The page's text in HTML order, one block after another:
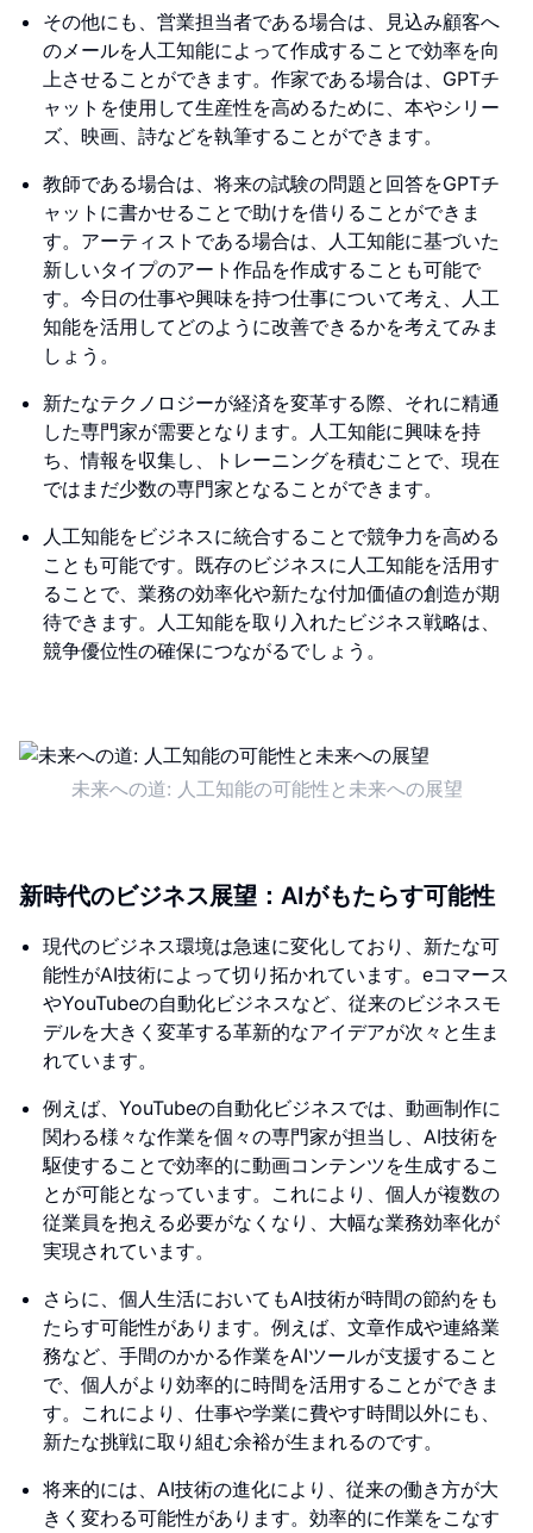
その他にも、営業担当者である場合は、見込み顧客へ
のメールを人工知能によって作成することで効率を向
上させることができます。作家である場合は、GPTチ
ャットを使用して生産性を高めるために、本やシリー
ズ、映画、詩などを執筆することができます。
教師である場合は、将来の試験の問題と回答をGPTチ
ャットに書かせることで助けを借りることができま
す。アーティストである場合は、人工知能に基づいた
新しいタイプのアート作品を作成することも可能で
す。今日の仕事や興味を持つ仕事について考え、人工
知能を活用してどのように改善できるかを考えてみま
しょう。
新たなテクノロジーが経済を変革する際、それに精通
した専門家が需要となります。人工知能に興味を持
ち、情報を収集し、トレーニングを積むことで、現在
ではまだ少数の専門家となることができます。
人工知能をビジネスに統合することで競争力を高める
ことも可能です。既存のビジネスに人工知能を活用す
ることで、業務の効率化や新たな付加価値の創造が期
待できます。人工知能を取り入れたビジネス戦略は、
競争優位性の確保につながるでしょう。
未来への道: 人工知能の可能性と未来への展望
新時代のビジネス展望：AIがもたらす可能性
現代のビジネス環境は急速に変化しており、新たな可
能性がAI技術によって切り拓かれています。eコマース
やYouTubeの自動化ビジネスなど、従来のビジネスモ
デルを大きく変革する革新的なアイデアが次々と生ま
れています。
例えば、YouTubeの自動化ビジネスでは、動画制作に
関わる様々な作業を個々の専門家が担当し、AI技術を
駆使することで効率的に動画コンテンツを生成するこ
とが可能となっています。これにより、個人が複数の
従業員を抱える必要がなくなり、大幅な業務効率化が
実現されています。
さらに、個人生活においてもAI技術が時間の節約をも
たらす可能性があります。例えば、文章作成や連絡業
務など、手間のかかる作業をAIツールが支援すること
で、個人がより効率的に時間を活用することができま
す。これにより、仕事や学業に費やす時間以外にも、
新たな挑戦に取り組む余裕が生まれるのです。
将来的には、AI技術の進化により、従来の働き方が大
きく変わる可能性があります。効率的に作業をこなす